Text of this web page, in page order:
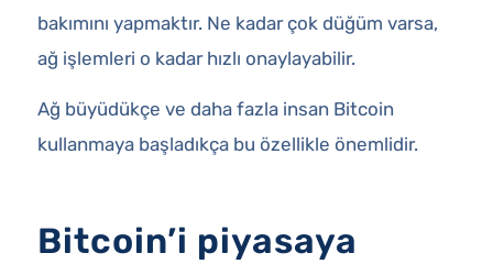
bakımını yapmaktır. Ne kadar çok düğüm varsa,
ağ işlemleri o kadar hızlı onaylayabilir.
Ağ büyüdükçe ve daha fazla insan Bitcoin
kullanmaya başladıkça bu özellikle önemlidir.
Bitcoin’i piyasaya